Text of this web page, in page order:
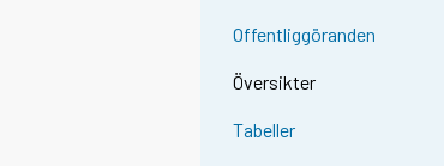
Offentliggöranden
Översikter
Tabeller